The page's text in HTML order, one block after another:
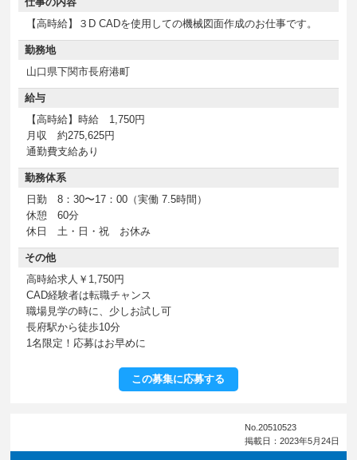
【高時給】３D CADを使用しての機械図面作成のお仕事です。
勤務地
山口県下関市長府港町
給与
【高時給】時給 1,750円
月収 約275,625円
通勤費支給あり
勤務体系
日勤 8：30〜17：00（実働 7.5時間）
休憩 60分
休日 土・日・祝 お休み
その他
高時給求人￥1,750円
CAD経験者は転職チャンス
職場見学の時に、少しお試し可
長府駅から徒歩10分
1名限定！応募はお早めに
この募集に応募する
No.20510523
掲載日：2023年5月24日